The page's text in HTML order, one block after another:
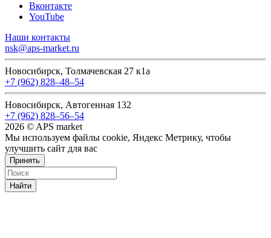
Вконтакте
YouTube
Наши контакты
nsk@aps-market.ru
Новосибирск, Толмачевская 27 к1а
+7 (962) 828‒48‒54
Новосибирск, Автогенная 132
+7 (962) 828‒56‒54
2026 © APS market
Мы используем файлы cookie, Яндекс Метрику, чтобы
улучшить сайт для вас
Принять
Найти